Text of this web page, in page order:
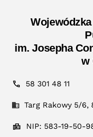
im. Josepha
w
58 301 48 11
Targ Rakowy 5/6,
NIP: 583-19-50-